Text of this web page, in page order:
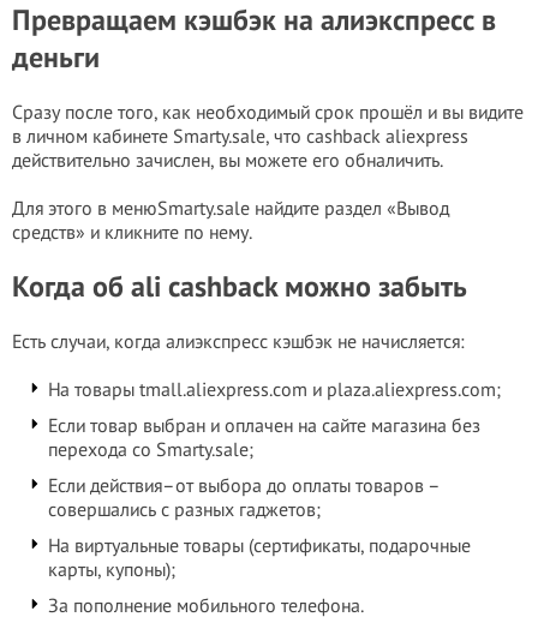
Превращаем кэшбэк на алиэкспресс в
деньги
Сразу после того, как необходимый срок прошёл и вы видите
в личном кабинете Smarty.sale, что cashback aliexpress
действительно зачислен, вы можете его обналичить.
Для этого в менюSmarty.sale найдите раздел «Вывод
средств» и кликните по нему.
Когда об ali cashback можно забыть
Есть случаи, когда алиэкспресс кэшбэк не начисляется:
На товары tmall.aliexpress.com и plaza.aliexpress.com;
Если товар выбран и оплачен на сайте магазина без
перехода со Smarty.sale;
Если действия–от выбора до оплаты товаров –
совершались с разных гаджетов;
На виртуальные товары (сертификаты, подарочные
карты, купоны);
За пополнение мобильного телефона.